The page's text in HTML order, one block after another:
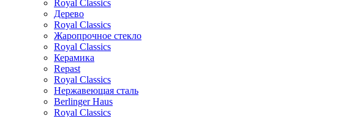
Royal Classics
Дерево
Royal Classics
Жаропрочное стекло
Royal Classics
Керамика
Repast
Royal Classics
Нержавеющая сталь
Berlinger Haus
Royal Classics